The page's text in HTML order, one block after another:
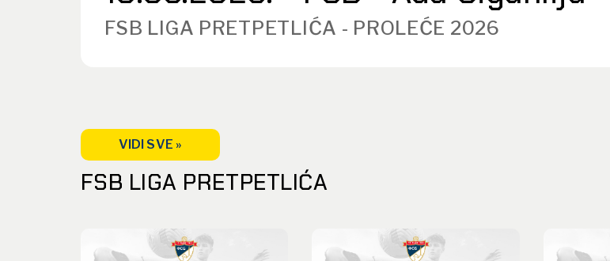
FSB LIGA PRETPETLIĆA - PROLEĆE 2026
VIDI SVE »
FSB LIGA PRETPETLIĆA